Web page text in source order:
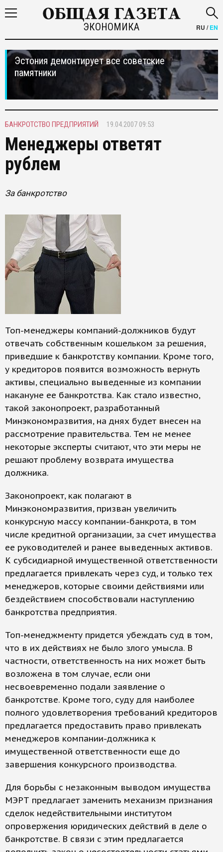
ЭКОНОМИКА RU /EN
Эстония демонтирует все советские
памятники
БАНКРОТСТВО ПРЕДПРИЯТИЙ 19.04.2007 09:53
Менеджеры ответят
рублем
За банкротство
Топ-менеджеры компаний-должников будут
отвечать собственным кошельком за решения,
приведшие к банкротству компании. Кроме того,
у кредиторов появится возможность вернуть
активы, специально выведенные из компании
накануне ее банкротства. Как стало известно,
такой законопроект, разработанный
Минэкономразвития, на днях будет внесен на
рассмотрение правительства. Тем не менее
некоторые эксперты считают, что эти меры не
решают проблему возврата имущества
должника.
Законопроект, как полагают в
Минэкономразвития, призван увеличить
конкурсную массу компании-банкрота, в том
числе кредитной организации, за счет имущества
ее руководителей и ранее выведенных активов.
К субсидиарной имущественной ответственности
предлагается привлекать через суд, и только тех
менеджеров, которые своими действиями или
бездействием способствовали наступлению
банкротства предприятия.
Топ-менеджменту придется убеждать суд в том,
что в их действиях не было злого умысла. В
частности, ответственность на них может быть
возложена в том случае, если они
несвоевременно подали заявление о
банкротстве. Кроме того, суду для наиболее
полного удовлетворения требований кредиторов
предлагается предоставить право привлекать
менеджеров компании-должника к
имущественной ответственности еще до
завершения конкурсного производства.
Для борьбы с незаконным выводом имущества
МЭРТ предлагает заменить механизм признания
сделок недействительными институтом
опровержения юридических действий в деле о
банкротстве. В связи с этим предлагается